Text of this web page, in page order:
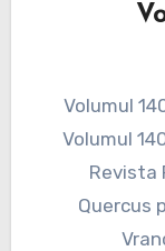
Volumul 140 (1) 2025 Volumul 140 (2) 2025
Volumul
Revista
Quercus